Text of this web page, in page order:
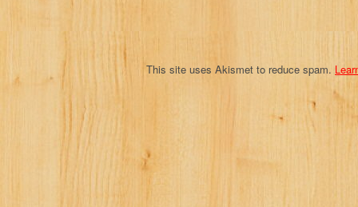
This site uses Akismet to reduce spam.